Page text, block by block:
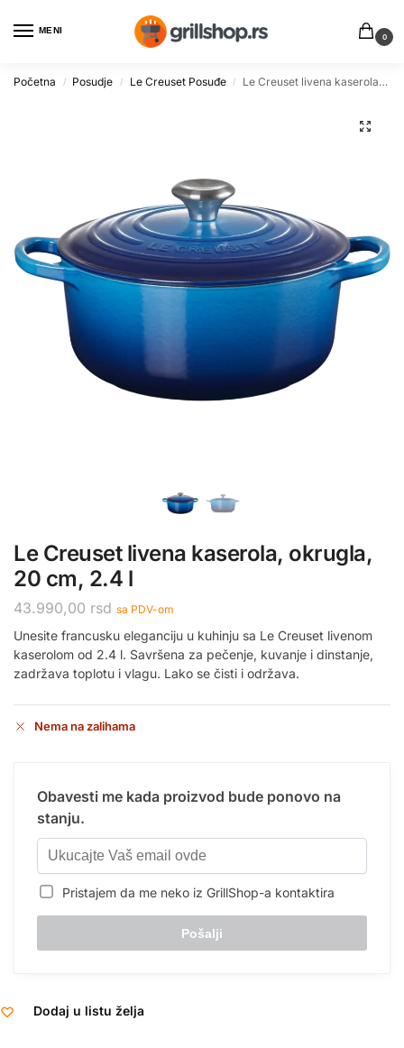
MENI
0
Početna / Posudje / Le Creuset Posuđe / Le Creuset livena kaserola, okrugla, 20 cm, 2.4 l
Le Creuset livena kaserola, okrugla,
20 cm, 2.4 l
43.990,00 rsd sa PDV-om
Unesite francusku eleganciju u kuhinju sa Le Creuset livenom
kaserolom od 2.4 l. Savršena za pečenje, kuvanje i dinstanje,
zadržava toplotu i vlagu. Lako se čisti i održava.
Nema na zalihama
Obavesti me kada proizvod bude ponovo na
stanju.
Pristajem da me neko iz GrillShop-a kontaktira
Dodaj u listu želja